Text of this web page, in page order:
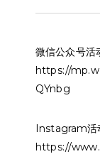
微信公众号活
https://
QYnbg
Instagram活
https://